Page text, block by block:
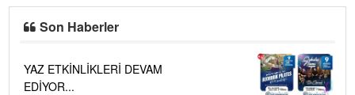
Son Haberler
YAZ ETKİNLİKLERİ DEVAM
EDİYOR...